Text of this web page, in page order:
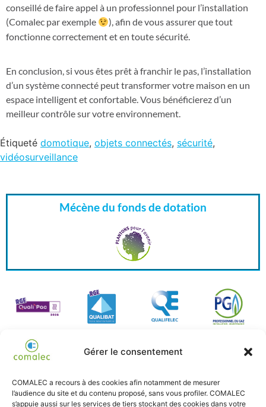
Gérer le consentement
COMALEC a recours à des cookies afin notamment de mesurer
l’audience du site et du contenu proposé, sans vous profiler. COMALEC
s’appuie aussi sur les services de tiers stockant des cookies dans votre
conseillé de faire appel à un professionnel pour l’installation
(Comalec par exemple
), afin de vous assurer que tout
fonctionne correctement et en toute sécurité.
En conclusion, si vous êtes prêt à franchir le pas, l’installation
d’un système connecté peut transformer votre maison en un
espace intelligent et confortable. Vous bénéficierez d’un
meilleur contrôle sur votre environnement.
Étiqueté domotique, objets connectés, sécurité,
vidéosurveillance
Mécène du fonds de dotation